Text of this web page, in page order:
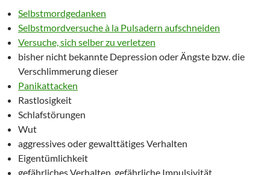
Selbstmordgedanken
Selbstmordversuche à la Pulsadern aufschneiden
Versuche, sich selber zu verletzen
bisher nicht bekannte Depression oder Ängste bzw. die
Verschlimmerung dieser
Panikattacken
Rastlosigkeit
Schlafstörungen
Wut
aggressives oder gewalttätiges Verhalten
Eigentümlichkeit
gefährliches Verhalten, gefährliche Impulsivität